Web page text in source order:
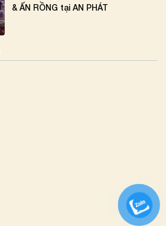
& ẤN RỒNG tại AN PHÁT